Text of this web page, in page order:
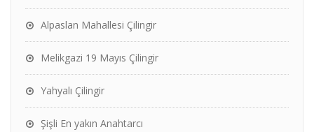
Alpaslan Mahallesi Çilingir
Melikgazi 19 Mayıs Çilingir
Yahyalı Çilingir
Şişli En yakın Anahtarcı